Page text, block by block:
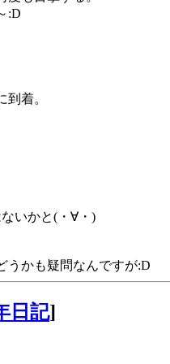
:D
着。
いかと(・∀・)
うかも疑問なんですが:D
日記]